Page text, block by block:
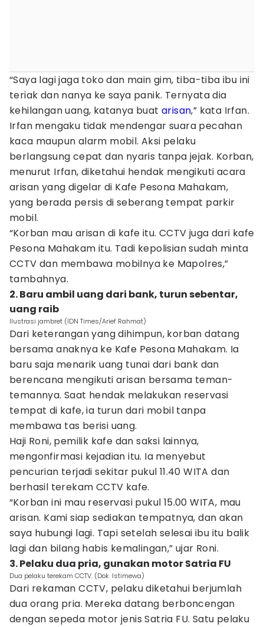
“Saya lagi jaga toko dan main gim, tiba-tiba ibu ini
teriak dan nanya ke saya panik. Ternyata dia
kehilangan uang, katanya buat arisan,” kata Irfan.
Irfan mengaku tidak mendengar suara pecahan
kaca maupun alarm mobil. Aksi pelaku
berlangsung cepat dan nyaris tanpa jejak. Korban,
menurut Irfan, diketahui hendak mengikuti acara
arisan yang digelar di Kafe Pesona Mahakam,
yang berada persis di seberang tempat parkir
mobil.
“Korban mau arisan di kafe itu. CCTV juga dari kafe
Pesona Mahakam itu. Tadi kepolisian sudah minta
CCTV dan membawa mobilnya ke Mapolres,”
tambahnya.
2. Baru ambil uang dari bank, turun sebentar,
uang raib
Ilustrasi jambret (IDN Times/Arief Rahmat)
Dari keterangan yang dihimpun, korban datang
bersama anaknya ke Kafe Pesona Mahakam. Ia
baru saja menarik uang tunai dari bank dan
berencana mengikuti arisan bersama teman-
temannya. Saat hendak melakukan reservasi
tempat di kafe, ia turun dari mobil tanpa
membawa tas berisi uang.
Haji Roni, pemilik kafe dan saksi lainnya,
mengonfirmasi kejadian itu. Ia menyebut
pencurian terjadi sekitar pukul 11.40 WITA dan
berhasil terekam CCTV kafe.
“Korban ini mau reservasi pukul 15.00 WITA, mau
arisan. Kami siap sediakan tempatnya, dan akan
saya hubungi lagi. Tapi setelah selesai ibu itu balik
lagi dan bilang habis kemalingan,” ujar Roni.
3. Pelaku dua pria, gunakan motor Satria FU
Dua pelaku terekam CCTV. (Dok. Istimewa)
Dari rekaman CCTV, pelaku diketahui berjumlah
dua orang pria. Mereka datang berboncengan
dengan sepeda motor jenis Satria FU. Satu pelaku